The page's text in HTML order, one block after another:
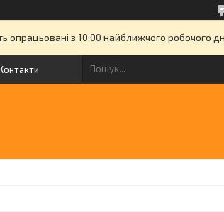
опрацьовані з 10:00 найближчого робочого